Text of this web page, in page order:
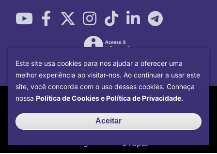
Copyright©2026Universidade Federal
Centro de Tecnologia da
Informação e Comunicaçãocom o CMS de
código aberto
Drupal
Este site usa cookies para nos ajudar a oferecer uma
melhor experiência ao visitar-nos. Ao continuar a usar este
site, você concorda com o uso desses cookies. Conheça
nossa Política de Cookies e Política de Privacidade.
Aceitar